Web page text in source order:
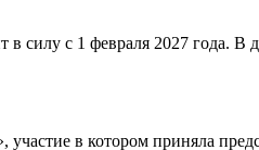
силу с 1 февраля 2027 года.
в котором приняла